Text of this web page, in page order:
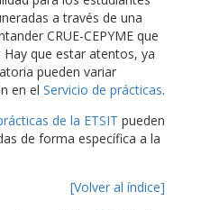
a través de una
CRUE-CEPYME que
que estar atentos, ya
pueden variar
en el Servicio de prácticas.
de la ETSIT pueden
de forma específica a la
[Volver al índice]